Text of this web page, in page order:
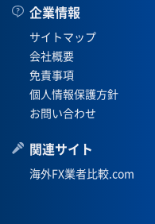
企業情報
サイトマップ
会社概要
免責事項
個人情報保護方針
お問い合わせ
関連サイト
海外FX業者比較.com